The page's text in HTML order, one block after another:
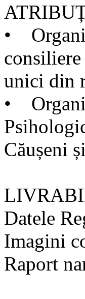
•
unici din
•
Căușeni
Datele
Imagini
Raport